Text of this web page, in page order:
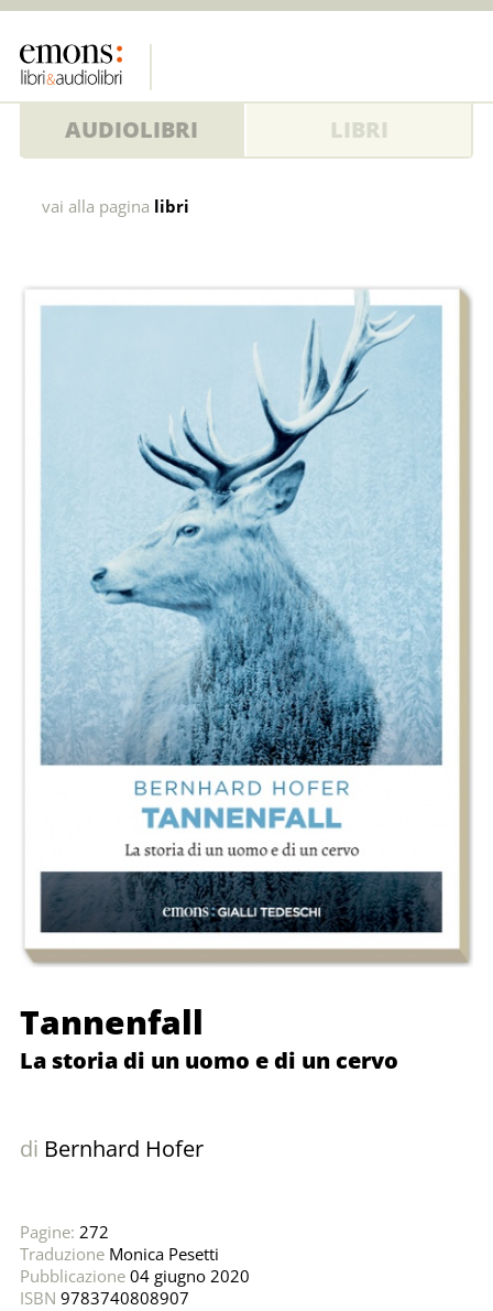
AUDIOLIBRI LIBRI
Tannenfall
vai alla pagina libri
Tannenfall
La storia di un uomo e di un cervo
di Bernhard Hofer
Pagine: 272
TraduzioneMonica Pesetti
Pubblicazione04 giugno 2020
ISBN 9783740808907